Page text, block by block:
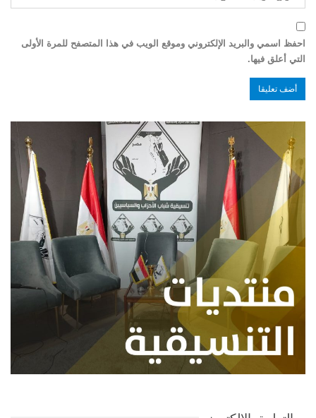
احفظ اسمي والبريد الإلكتروني وموقع الويب في هذا المتصفح للمرة الأولى
التي أعلق فيها.